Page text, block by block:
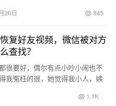
26日 845
复好友视频，微信被对方
查找？
很要好，偶尔有点小吵小闹也不
我冤枉的很，她觉得我小人，嫉
1.1K